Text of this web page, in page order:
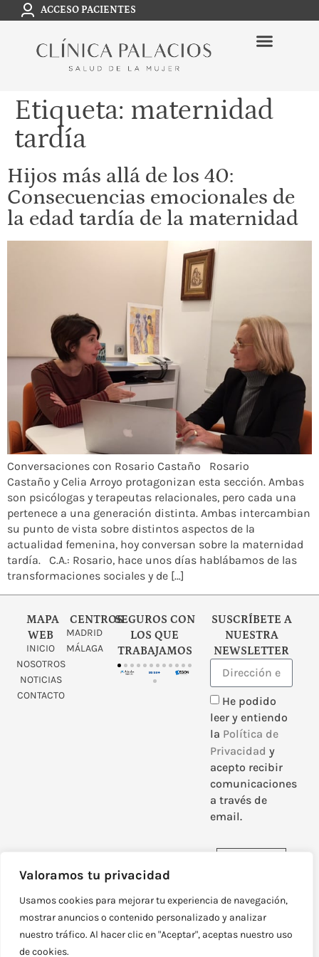
Valoramos tu privacidad
Usamos cookies para mejorar tu experiencia de navegación,
mostrar anuncios o contenido personalizado y analizar
nuestro tráfico. Al hacer clic en "Aceptar", aceptas nuestro uso
de cookies.
ACCESO PACIENTES
Etiqueta: maternidad
tardía
Hijos más allá de los 40:
Consecuencias emocionales de
la edad tardía de la maternidad
Conversaciones con Rosario Castaño Rosario
Castaño y Celia Arroyo protagonizan esta sección. Ambas
son psicólogas y terapeutas relacionales, pero cada una
pertenece a una generación distinta. Ambas intercambian
su punto de vista sobre distintos aspectos de la
actualidad femenina, hoy conversan sobre la maternidad
tardía. C.A.: Rosario, hace unos días hablábamos de las
transformaciones sociales y de […]
MAPA
WEB
INICIO
NOSOTROS
NOTICIAS
CONTACTO
CENTROS
MADRID
MÁLAGA
SEGUROS CON
LOS QUE
TRABAJAMOS
SUSCRÍBETE A
NUESTRA
NEWSLETTER
He podido
leer y entiendo
la Política de
Privacidad y
acepto recibir
comunicaciones
a través de
email.